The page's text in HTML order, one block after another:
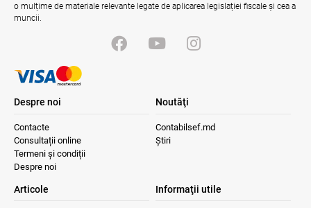
o mulțime de materiale relevante legate de aplicarea legislației fiscale și cea a
muncii.
Despre noi
Contacte
Consultații online
Termeni și condiții
Despre noi
Noutăţi
Contabilsef.md
Știri
Articole Informaţii utile